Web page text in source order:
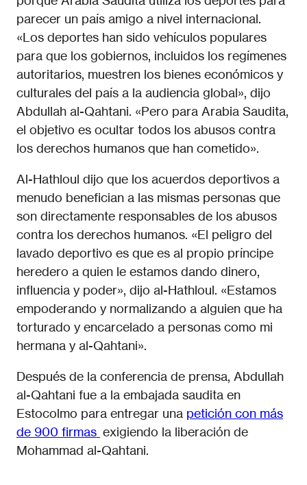
parecer un país amigo a nivel internacional.
«Los deportes han sido vehículos populares
para que los gobiernos, incluidos los regímenes
autoritarios, muestren los bienes económicos y
culturales del país a la audiencia global», dijo
Abdullah al-Qahtani. «Pero para Arabia Saudita,
el objetivo es ocultar todos los abusos contra
los derechos humanos que han cometido».
Al-Hathloul dijo que los acuerdos deportivos a
menudo benefician a las mismas personas que
son directamente responsables de los abusos
contra los derechos humanos. «El peligro del
lavado deportivo es que es al propio príncipe
heredero a quien le estamos dando dinero,
influencia y poder», dijo al-Hathloul. «Estamos
empoderando y normalizando a alguien que ha
torturado y encarcelado a personas como mi
hermana y al-Qahtani».
Después de la conferencia de prensa, Abdullah
al-Qahtani fue a la embajada saudita en
Estocolmo para entregar una petición con más
de 900 firmas exigiendo la liberación de
Mohammad al-Qahtani.